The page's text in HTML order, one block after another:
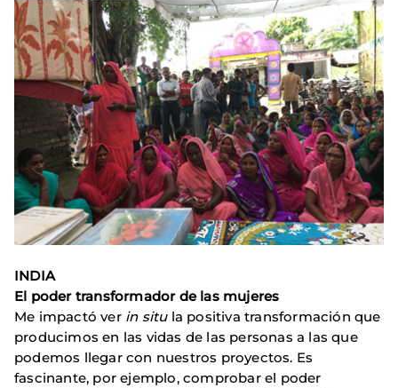
INDIA
El poder transformador de las mujeres
Me impactó ver in situla positiva transformación que
producimos en las vidas de las personas a las que
podemos llegar con nuestros proyectos. Es
fascinante, por ejemplo, comprobar el poder